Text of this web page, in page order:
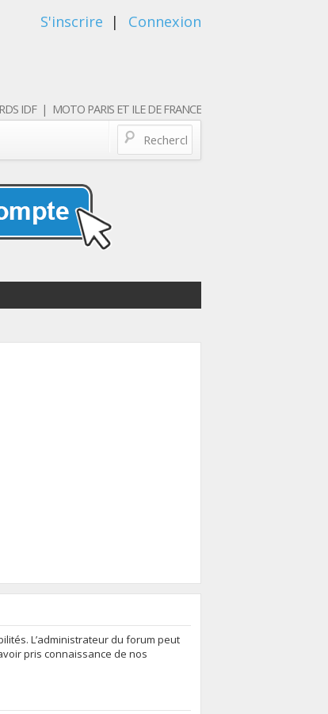
S'inscrire | Connexion
IDF | MOTO PARIS ET ILE DE FRANCE
L’administrateur du forum peut
pris connaissance de nos